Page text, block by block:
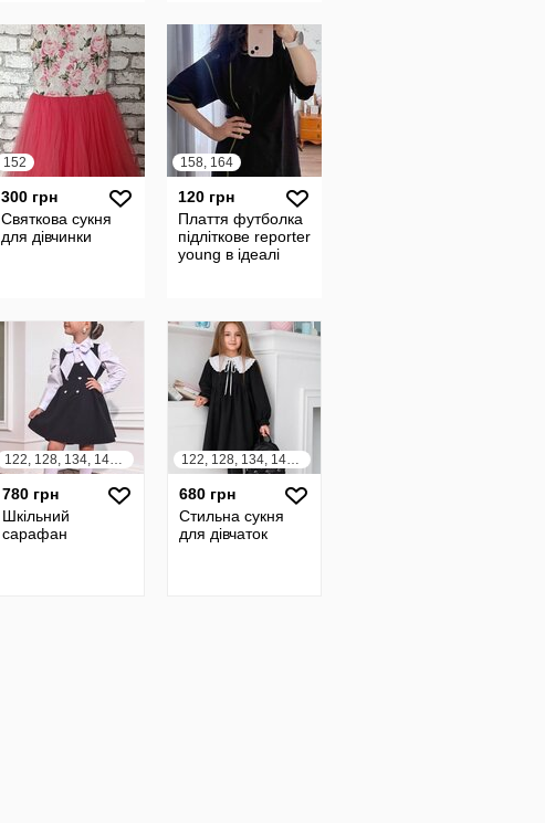
152
300 грн
Святкова сукня
для дівчинки
158, 164
120 грн
Плаття футболка
підліткове reporter
young в ідеалі
122, 128, 134, 140, 146
780 грн
Шкільний
сарафан
122, 128, 134, 140, 146, 152
680 грн
Стильна сукня
для дівчаток